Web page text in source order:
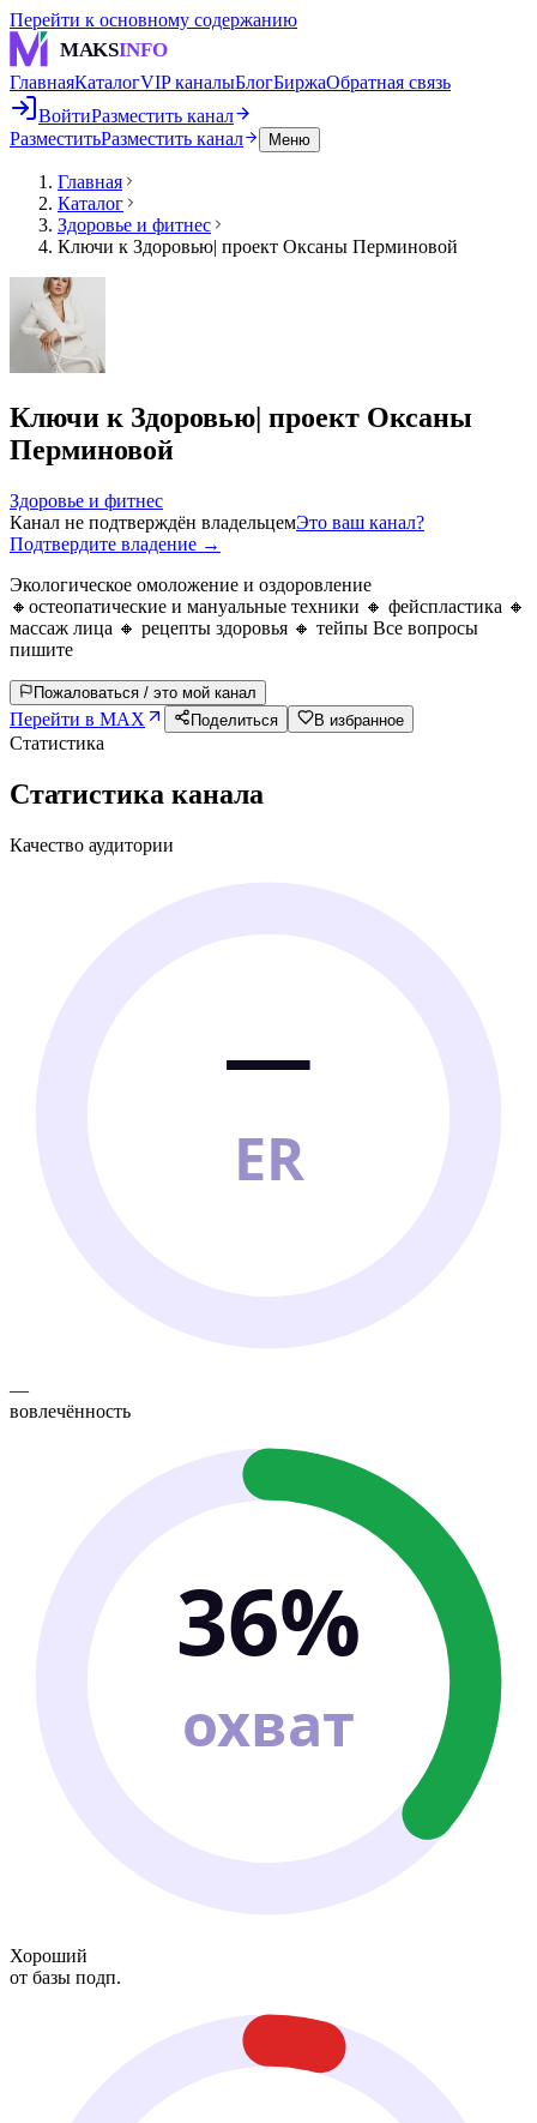
Перейти к основному содержанию
MAKSINFO
ГлавнаяКаталогVIP каналыБлогБиржаОбратная связь
ВойтиРазместить канал
РазместитьРазместить канал Меню
Главная
Каталог
Здоровье и фитнес
Ключи к Здоровью| проект Оксаны Перминовой
Ключи к Здоровью| проект Оксаны
Перминовой
Здоровье и фитнес
Канал не подтверждён владельцемЭто ваш канал?
Подтвердите владение →
Экологическое омоложение и оздоровление
🔸остеопатические и мануальные техники 🔸 фейспластика 🔸
массаж лица 🔸 рецепты здоровья 🔸 тейпы Все вопросы
пишите
Пожаловаться / это мой канал
Перейти в MAX Поделиться В избранное
Статистика
Статистика канала
Качество аудитории
—
ER
—
вовлечённость
36%
охват
Хороший
от базы подп.